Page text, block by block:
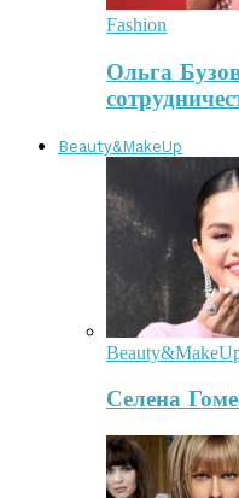
Fashion
Ольга
Beauty&MakeUp
Селена